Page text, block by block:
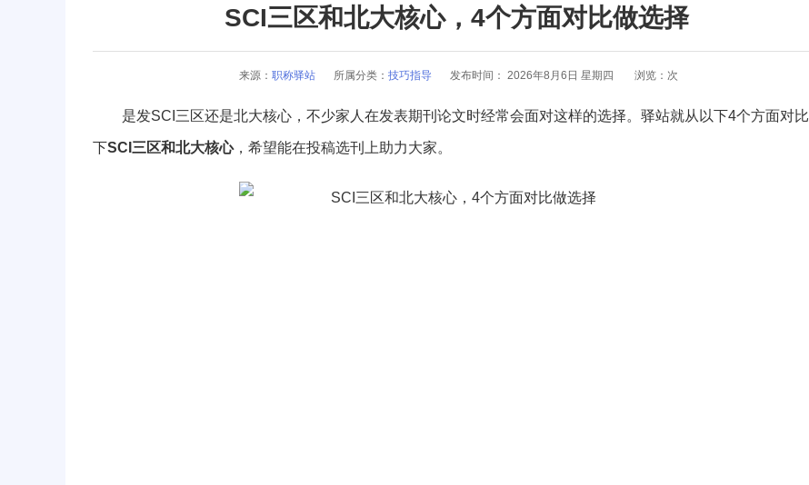
SCI三区和北大核心，4个方面对比做选择
来源： 职称驿站 所属分类： 技巧指导 发布时间： 2026年8月6日 星期四 浏览： 次
是发SCI三区还是北大核心，不少家人在发表期刊论文时经常会面对这样的选择。驿站就从以下4个方面对比
下SCI三区和北大核心，希望能在投稿选刊上助力大家。